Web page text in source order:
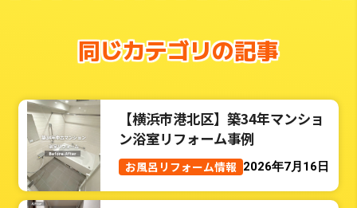
同じカテゴリの記事
【横浜市港北区】築34年マンショ
ン浴室リフォーム事例
お風呂リフォーム情報 2026年7月16日